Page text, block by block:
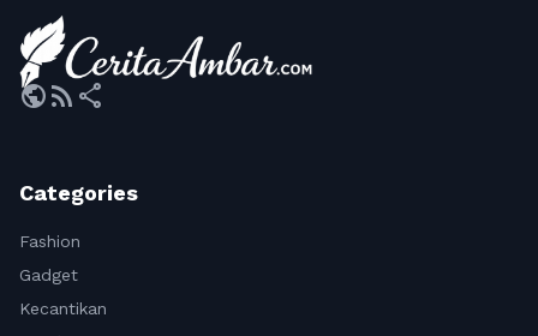
publicrss_feed share
Categories
Fashion
Gadget
Kecantikan